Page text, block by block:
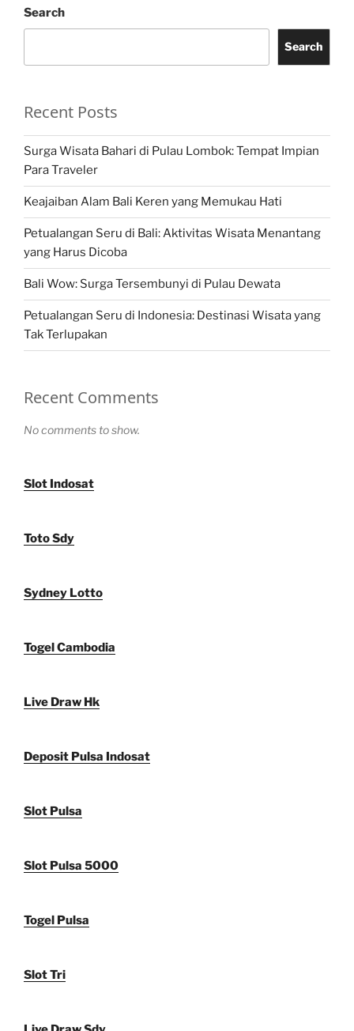
Search
Search
Recent Posts
Surga Wisata Bahari di Pulau Lombok: Tempat Impian
Para Traveler
Keajaiban Alam Bali Keren yang Memukau Hati
Petualangan Seru di Bali: Aktivitas Wisata Menantang
yang Harus Dicoba
Bali Wow: Surga Tersembunyi di Pulau Dewata
Petualangan Seru di Indonesia: Destinasi Wisata yang
Tak Terlupakan
Recent Comments
No comments to show.
Slot Indosat
Toto Sdy
Sydney Lotto
Togel Cambodia
Live Draw Hk
Deposit Pulsa Indosat
Slot Pulsa
Slot Pulsa 5000
Togel Pulsa
Slot Tri